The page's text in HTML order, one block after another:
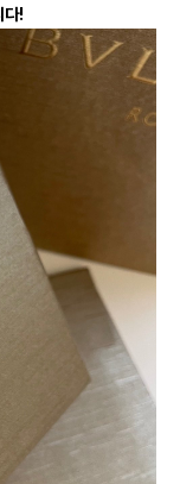
다!